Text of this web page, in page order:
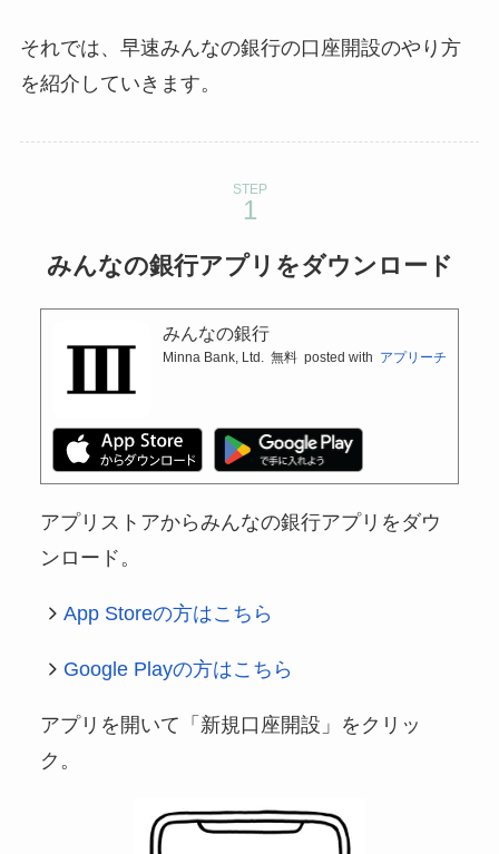
それでは、早速みんなの銀行の口座開設のやり方
を紹介していきます。
STEP
みんなの銀行アプリをダウンロード
みんなの銀行
Minna Bank, Ltd. 無料 posted with アプリーチ
アプリストアからみんなの銀行アプリをダウ
ンロード。
App Storeの方はこちら
Google Playの方はこちら
アプリを開いて「新規口座開設」をクリッ
ク。